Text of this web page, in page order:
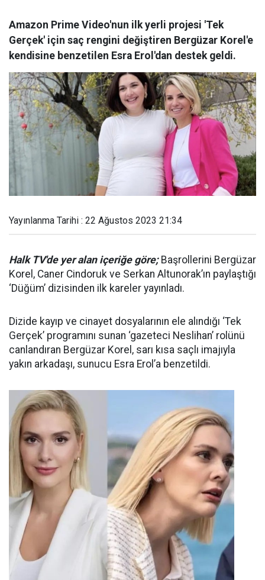
Amazon Prime Video'nun ilk yerli projesi 'Tek
Gerçek' için saç rengini değiştiren Bergüzar Korel'e
kendisine benzetilen Esra Erol'dan destek geldi.
Yayınlanma Tarihi : 22 Ağustos 2023 21:34
Halk TV'de yer alan içeriğe göre;Başrollerini Bergüzar
Korel, Caner Cindoruk ve Serkan Altunorak’ın paylaştığı
‘Düğüm’ dizisinden ilk kareler yayınladı.
Dizide kayıp ve cinayet dosyalarının ele alındığı ‘Tek
Gerçek’ programını sunan ‘gazeteci Neslihan’ rolünü
canlandıran Bergüzar Korel, sarı kısa saçlı imajıyla
yakın arkadaşı, sunucu Esra Erol’a benzetildi.